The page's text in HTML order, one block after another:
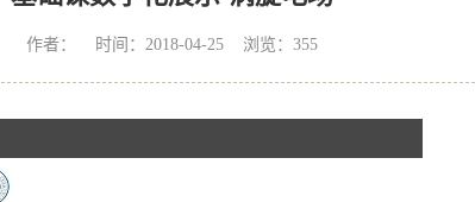
作者： 时间：2018-04-25 浏览：355